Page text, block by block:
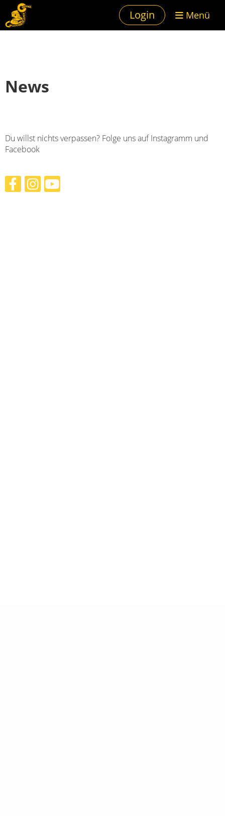
Login Menü
News
Du willst nichts verpassen? Folge uns auf Instagramm und
Facebook